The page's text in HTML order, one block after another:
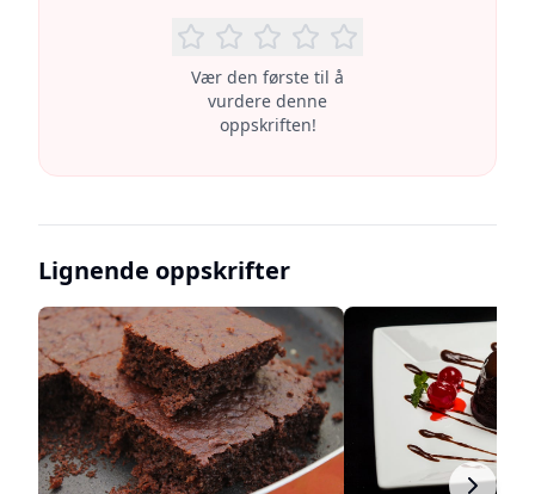
Vær den første til å
vurdere denne
oppskriften!
Lignende oppskrifter